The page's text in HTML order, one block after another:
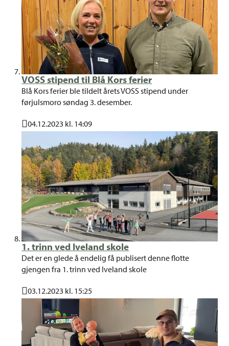
VOSS stipend til Blå Kors ferier
Blå Kors ferier ble tildelt årets VOSS stipend under
førjulsmoro søndag 3. desember.
Publisert
04.12.2023 kl. 14:09
1. trinn ved Iveland skole
Det er en glede å endelig få publisert denne flotte
gjengen fra 1. trinn ved Iveland skole
Publisert
03.12.2023 kl. 15:25